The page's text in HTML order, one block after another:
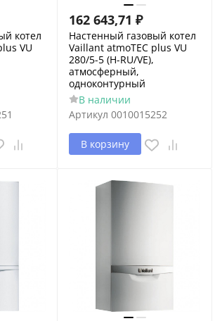
котел
VU
162 643,71 ₽
Настенный газовый котел
Vaillant atmoTEC plus VU
280/5-5 (H-RU/VE),
атмосферный,
одноконтурный
В наличии
Артикул 0010015252
В корзину